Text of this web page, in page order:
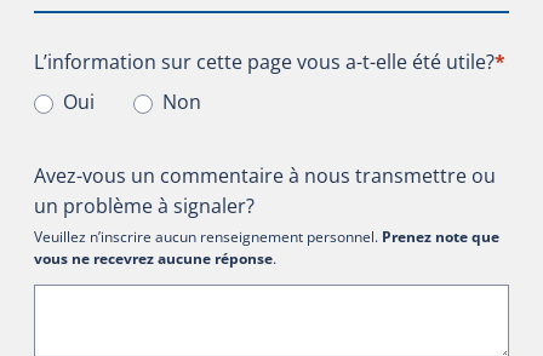
L’information sur cette page vous a-t-elle été utile?
L’information sur cette page vous a-t-elle été utile?*
Oui
Non
Avez-vous un commentaire à nous transmettre ou
un problème à signaler?
Veuillez n’inscrire aucun renseignement personnel. Prenez note que
vous ne recevrez aucune réponse.